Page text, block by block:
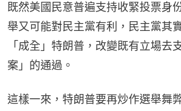
既然美國民意普遍支持收緊投票身
舉又可能對民主黨有利，民主黨其
「成全」特朗普，改變既有立場去
案」的通過。
這樣一來，特朗普要再炒作選舉舞